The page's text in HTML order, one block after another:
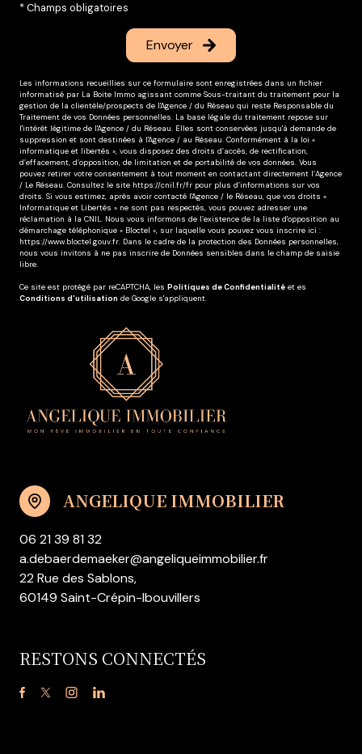
* Champs obligatoires
Envoyer
Les informations recueillies sur ce formulaire sont enregistrées dans un fichier
informatisé par La Boite Immo agissant comme Sous-traitant du traitement pour la
gestion de la clientèle/prospects de l'Agence / du Réseau qui reste Responsable du
Traitement de vos Données personnelles. La base légale du traitement repose sur
l'intérêt légitime de l'Agence / du Réseau. Elles sont conservées jusqu'à demande de
suppression et sont destinées à l'Agence / au Réseau. Conformément à la loi «
informatique et libertés », vous disposez des droits d’accès, de rectification,
d’effacement, d’opposition, de limitation et de portabilité de vos données. Vous
pouvez retirer votre consentement à tout moment en contactant directement l’Agence
/ Le Réseau. Consultez le site https://cnil.fr/fr pour plus d’informations sur vos
droits. Si vous estimez, après avoir contacté l'Agence / le Réseau, que vos droits «
Informatique et Libertés » ne sont pas respectés, vous pouvez adresser une
réclamation à la CNIL. Nous vous informons de l’existence de la liste d'opposition au
démarchage téléphonique « Bloctel », sur laquelle vous pouvez vous inscrire ici :
https://www.bloctel.gouv.fr. Dans le cadre de la protection des Données personnelles,
nous vous invitons à ne pas inscrire de Données sensibles dans le champ de saisie
libre.
Ce site est protégé par reCAPTCHA, les Politiques de Confidentialité et es
Conditions d'utilisation de Google s'appliquent.
ANGELIQUE IMMOBILIER
06 21 39 81 32
a.debaerdemaeker@angeliqueimmobilier.fr
22 Rue des Sablons,
60149 Saint-Crépin-Ibouvillers
RESTONS CONNECTÉS